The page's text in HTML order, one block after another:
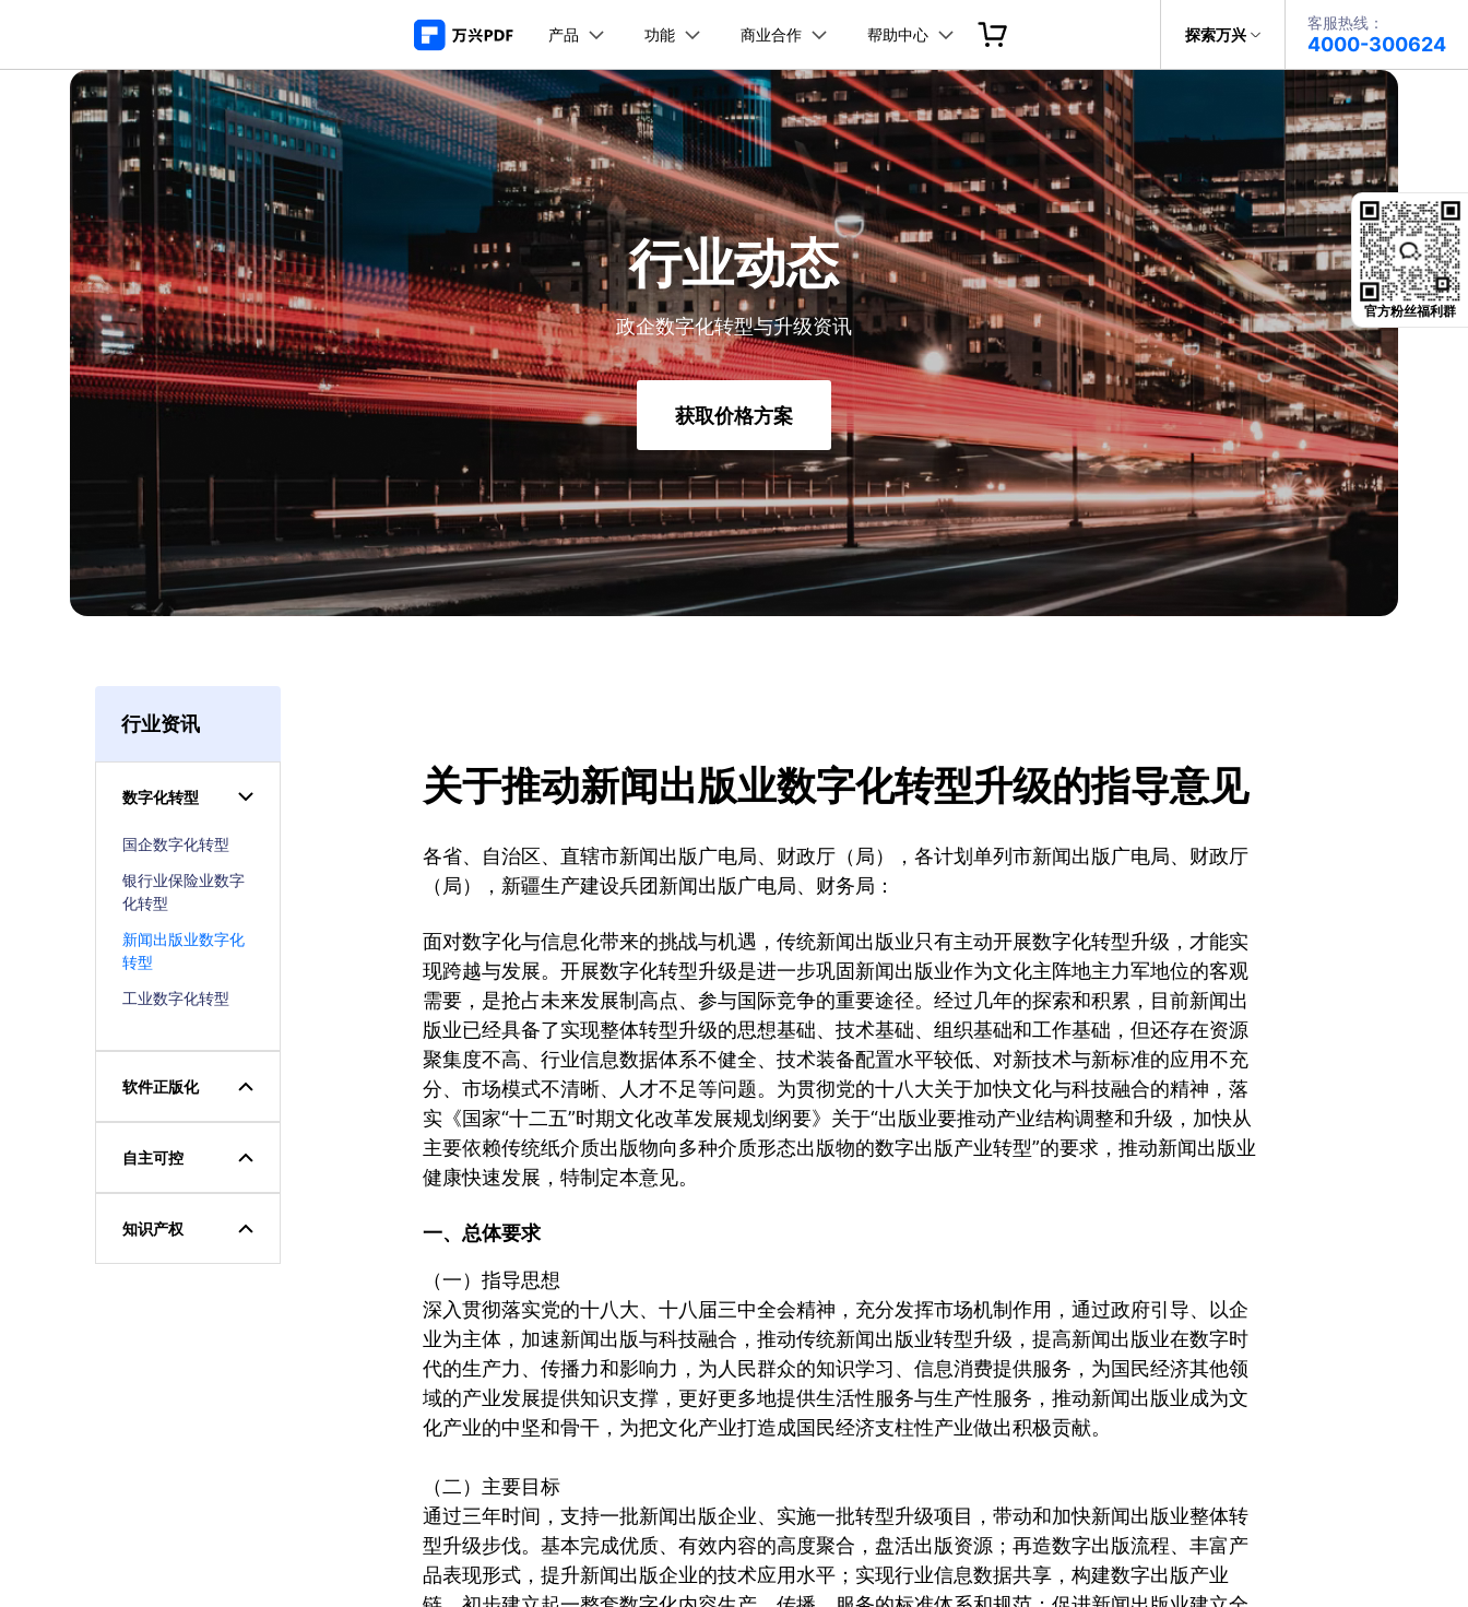
探索万兴
客服热线：
4000-300624
推荐产品
AIGC数字创意
视频创意
万兴剧厂
AI驱动的一站式精品影视内容创作平台
万兴喵影
AI赋能，你也是剪辑大师
万兴天幕
一句话生成视频/图片/音乐
Wondershare SelfyzAI
绘图创意
万兴脑图
基于云的跨端思维导图软件
文档创意
万兴PDF
秒会的全能PDF编辑神器
万兴HiPDF
一站式在线PDF解决方案
实用工具
实用工具
万兴恢复专家
简单高效的数据管理软件
万兴易修
视频/照片修复一站式解决方案
了解万兴
政企服务
关于万兴
新闻中心
加入我们
帮助中心
所有产品
政企服务
平台服务
企业用户
代理商
客户案例
解决方案
数字文档
创意绘图
视频创意
行业应用
制造业
交通运输
金融&银行
互联网&科技
教育
电力资源
新闻中心
新闻动态
活动专题
关于万兴
公司简介
创业历程
社会责任
投资者关系
联系我们
供应商合作
加入我们 帮助中心
产品
桌面端
万兴PDF Windows版
万兴PDF Mac版
移动端
万兴PDF 安卓版
万兴PDF iOS版
PDF开发工具
万兴PDF SDK
申请试用
免费下载
功能
PDF新功能
PDF编辑器
PDF合并工具
PDF转换器
PDF加密
PDF文件压缩
PDF签名
PDF批量工具
PDF提取页面
PDF表格
PDF页面调整
PDF文件创建
PDF注释
PDF OCR
免费下载
商业合作
学校&教育 企业采购 经销商招募
免费下载
帮助中心
产品支持
用户指南
产品信息
更新日志
下载中心
产品资讯
01.热门软件
02.转换PDF
03.编辑PDF
查看更多 >
行业动态
政企数字化转型与升级资讯
获取价格方案
行业资讯
数字化转型
国企数字化转型
银行业保险业数字
化转型
新闻出版业数字化
转型
工业数字化转型
软件正版化
自主可控
知识产权
关于推动新闻出版业数字化转型升级的指导意见
各省、自治区、直辖市新闻出版广电局、财政厅（局），各计划单列市新闻出版广电局、财政厅
（局），新疆生产建设兵团新闻出版广电局、财务局：
面对数字化与信息化带来的挑战与机遇，传统新闻出版业只有主动开展数字化转型升级，才能实
现跨越与发展。开展数字化转型升级是进一步巩固新闻出版业作为文化主阵地主力军地位的客观
需要，是抢占未来发展制高点、参与国际竞争的重要途径。经过几年的探索和积累，目前新闻出
版业已经具备了实现整体转型升级的思想基础、技术基础、组织基础和工作基础，但还存在资源
聚集度不高、行业信息数据体系不健全、技术装备配置水平较低、对新技术与新标准的应用不充
分、市场模式不清晰、人才不足等问题。为贯彻党的十八大关于加快文化与科技融合的精神，落
实《国家“十二五”时期文化改革发展规划纲要》关于“出版业要推动产业结构调整和升级，加快从
主要依赖传统纸介质出版物向多种介质形态出版物的数字出版产业转型”的要求，推动新闻出版业
健康快速发展，特制定本意见。
一、总体要求
（一）指导思想
深入贯彻落实党的十八大、十八届三中全会精神，充分发挥市场机制作用，通过政府引导、以企
业为主体，加速新闻出版与科技融合，推动传统新闻出版业转型升级，提高新闻出版业在数字时
代的生产力、传播力和影响力，为人民群众的知识学习、信息消费提供服务，为国民经济其他领
域的产业发展提供知识支撑，更好更多地提供生活性服务与生产性服务，推动新闻出版业成为文
化产业的中坚和骨干，为把文化产业打造成国民经济支柱性产业做出积极贡献。
（二）主要目标
通过三年时间，支持一批新闻出版企业、实施一批转型升级项目，带动和加快新闻出版业整体转
型升级步伐。基本完成优质、有效内容的高度聚合，盘活出版资源；再造数字出版流程、丰富产
品表现形式，提升新闻出版企业的技术应用水平；实现行业信息数据共享，构建数字出版产业
官方粉丝福利群